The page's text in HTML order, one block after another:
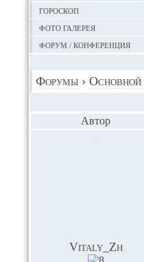
Гороскоп
Фото галерея
Форум / конференция
Форумы ›
Автор
Vitaly_Zh